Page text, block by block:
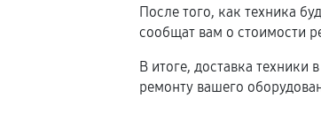
После того, как техника
сообщат вам о стоимости
В итоге, доставка
ремонту вашего